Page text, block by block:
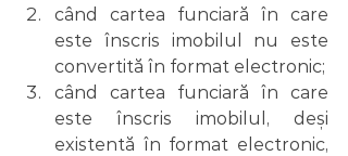
când cartea funciară în care
este înscris imobilul nu este
convertită în format electronic;
când cartea funciară în care
este înscris imobilul, deși
existentă în format electronic,